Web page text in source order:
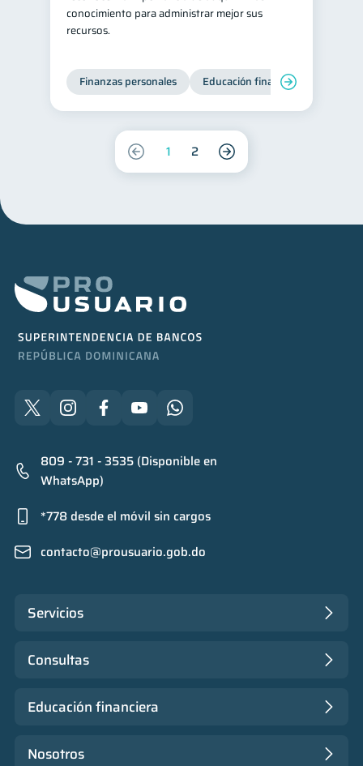
conocimiento para administrar mejor sus
recursos.
Finanzas personales Educación financiera
1 2
809 - 731 - 3535 (Disponible en
WhatsApp)
*778 desde el móvil sin cargos
contacto@prousuario.gob.do
Servicios
Consultas
Educación financiera
Nosotros